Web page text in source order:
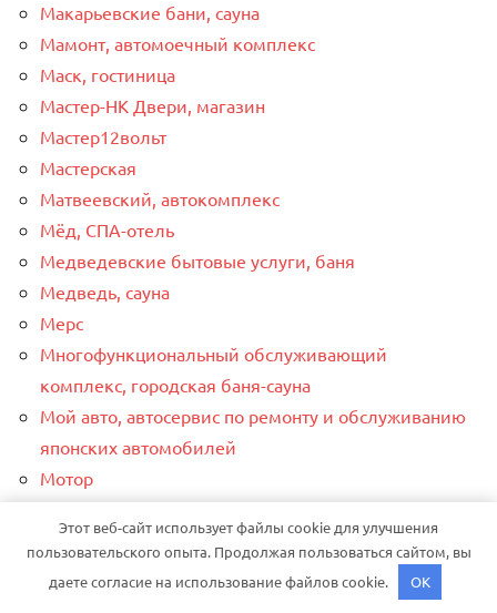
Макарьевские бани, сауна
Мамонт, автомоечный комплекс
Маск, гостиница
Мастер-НК Двери, магазин
Мастер12вольт
Мастерская
Матвеевский, автокомплекс
Мёд, СПА-отель
Медведевские бытовые услуги, баня
Медведь, сауна
Мерс
Многофункциональный обслуживающий
комплекс, ​городская баня-сауна
Мой авто, автосервис по ремонту и обслуживанию
японских автомобилей
Мотор
Мотор
Моторленд резерв
Этот веб-сайт использует файлы cookie для улучшения
пользовательского опыта. Продолжая пользоваться сайтом, вы
даете согласие на использование файлов cookie.
OK